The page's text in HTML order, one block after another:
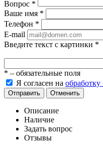
Вопрос *
Ваше имя *
Телефон *
E-mail
Введите текст с картинки *
* – обязательные поля
Я согласен на
Отправить Отменить
Описание
Наличие
Задать вопрос
Отзывы